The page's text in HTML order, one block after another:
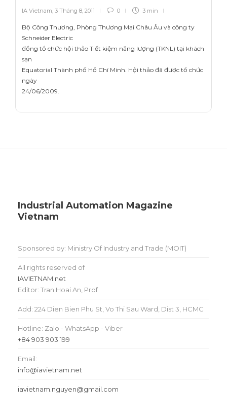
IA Vietnam, 3 Tháng 8, 2011 0 3 min
Bộ Công Thương, Phòng Thương Mại Châu Âu và công ty
Schneider Electric
đồng tổ chức hội thảo Tiết kiệm năng lượng (TKNL) tại khách
sạn
Equatorial Thành phố Hồ Chí Minh. Hội thảo đã được tổ chức
ngày
24/06/2009.
Industrial Automation Magazine
Vietnam
Sponsored by: Ministry Of Industry and Trade (MOIT)
All rights reserved of
IAVIETNAM.net
Editor: Tran Hoai An, Prof
Add: 224 Dien Bien Phu St, Vo Thi Sau Ward, Dist 3, HCMC
Hotline: Zalo - WhatsApp - Viber
+84 903 903 199
Email:
info@iavietnam.net
iavietnam.nguyen@gmail.com